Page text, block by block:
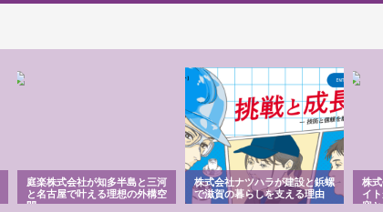
庭楽株式会社が知多半島と三河
と名古屋で叶える理想の外構空
間
株式会社ナツハラが建設と鋲螺
で滋賀の暮らしを支える理由
株
イ
容